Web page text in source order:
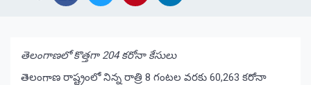
తెలంగాణలో కొత్తగా 204 కరోనా కేసులు
తెలంగాణ రాష్ట్రంలో నిన్న రాత్రి 8 గంటల వరకు 60,263 కరోనా